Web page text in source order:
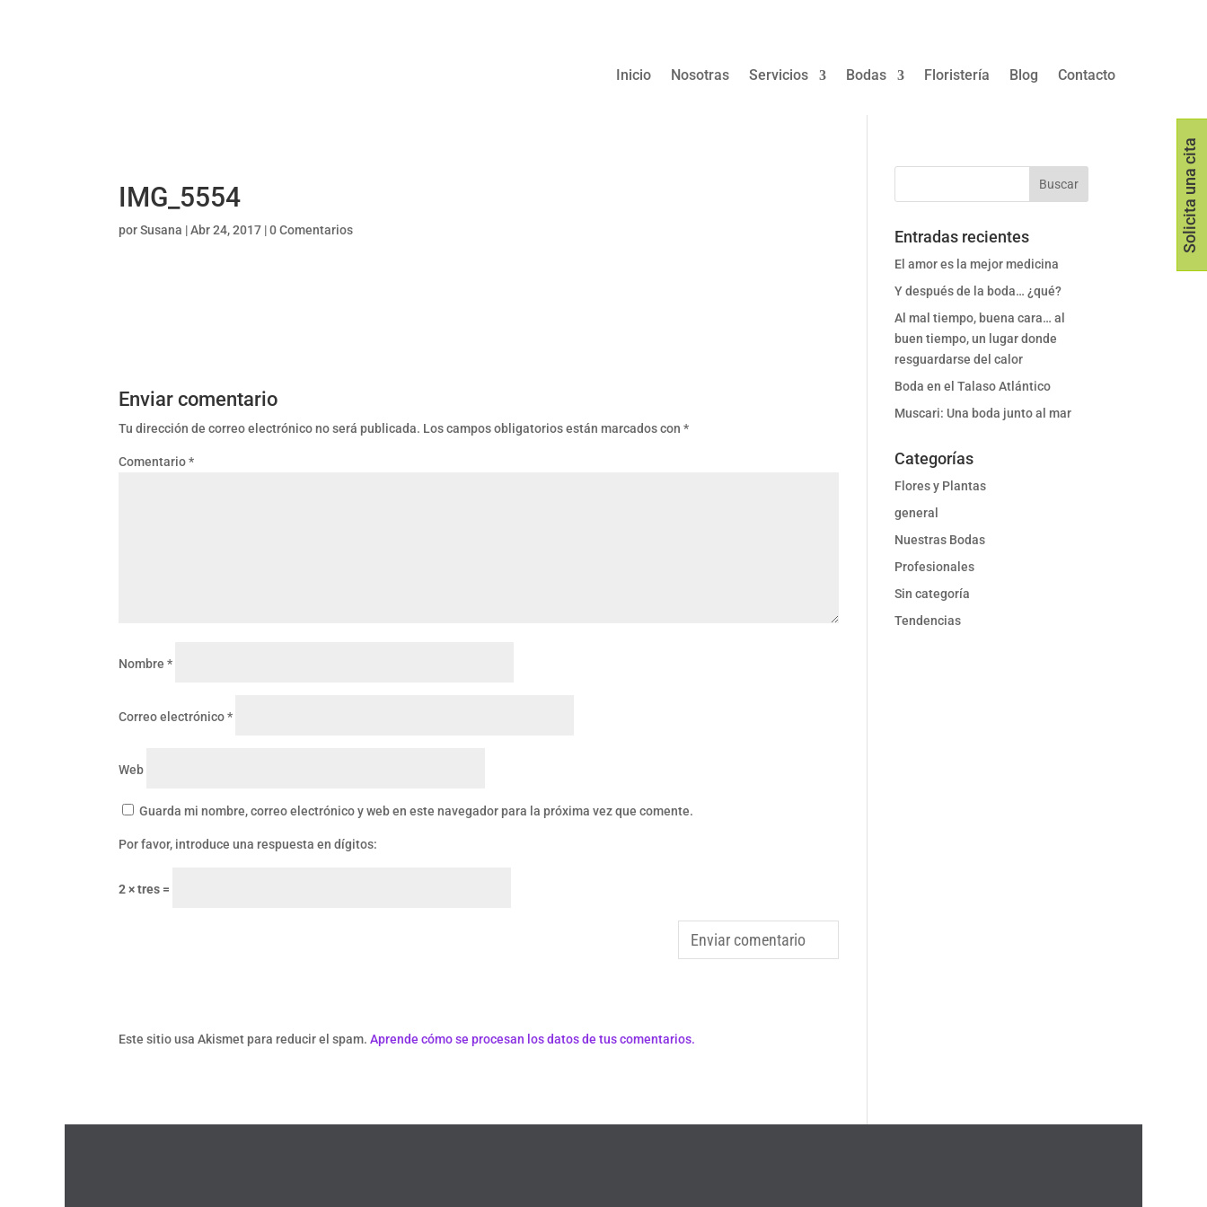
Inicio Nosotras Servicios Bodas Floristería Blog Contacto
IMG_5554
porSusana |Abr 24, 2017 |0 Comentarios
Enviar comentario
Tu dirección de correo electrónico no será publicada. Los campos obligatorios están marcados con *
Comentario*
Nombre *
Correo electrónico*
Web
Guarda mi nombre, correo electrónico y web en este navegador para la próxima vez que comente.
Por favor, introduce una respuesta en dígitos:
2 × tres =
Este sitio usa Akismet para reducir el spam. Aprende cómo se procesan los datos de tus comentarios.
Entradas recientes
El amor es la mejor medicina
Y después de la boda… ¿qué?
Al mal tiempo, buena cara… al
buen tiempo, un lugar donde
resguardarse del calor
Boda en el Talaso Atlántico
Muscari: Una boda junto al mar
Categorías
Flores y Plantas
general
Nuestras Bodas
Profesionales
Sin categoría
Tendencias
Solicita una cita